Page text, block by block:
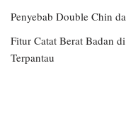
Penyebab Double Chin
Fitur Catat Berat Badan
Terpantau